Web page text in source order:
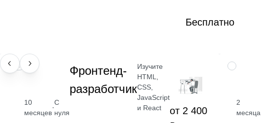
Бесплатно
ПРОФЕССИЯ
10
месяцев
·
С
нуля
Фронтенд-
разработчик
Изучите
HTML,
CSS,
JavaScript
и React
от 2 400
НАВЫК
2
месяца